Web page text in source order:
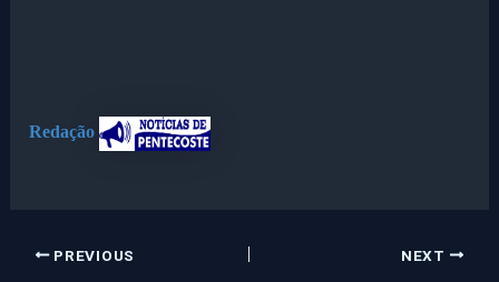
Redação
PREVIOUS NEXT